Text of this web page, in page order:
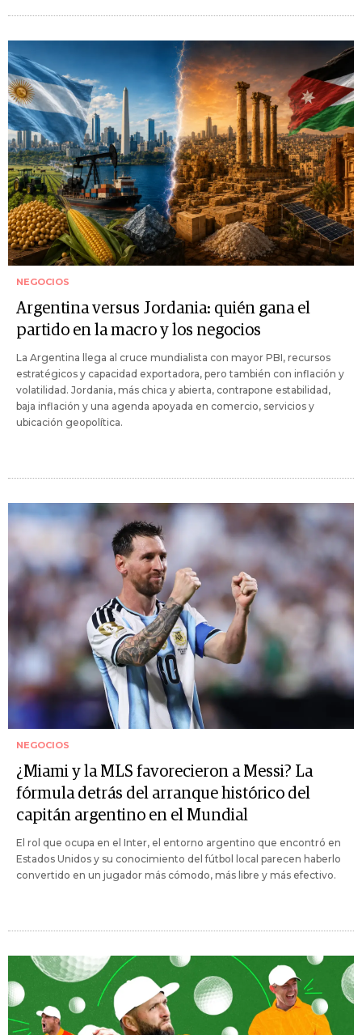
NEGOCIOS
Argentina versus Jordania: quién gana el
partido en la macro y los negocios
La Argentina llega al cruce mundialista con mayor PBI, recursos
estratégicos y capacidad exportadora, pero también con inflación y
volatilidad. Jordania, más chica y abierta, contrapone estabilidad,
baja inflación y una agenda apoyada en comercio, servicios y
ubicación geopolítica.
NEGOCIOS
¿Miami y la MLS favorecieron a Messi? La
fórmula detrás del arranque histórico del
capitán argentino en el Mundial
El rol que ocupa en el Inter, el entorno argentino que encontró en
Estados Unidos y su conocimiento del fútbol local parecen haberlo
convertido en un jugador más cómodo, más libre y más efectivo.